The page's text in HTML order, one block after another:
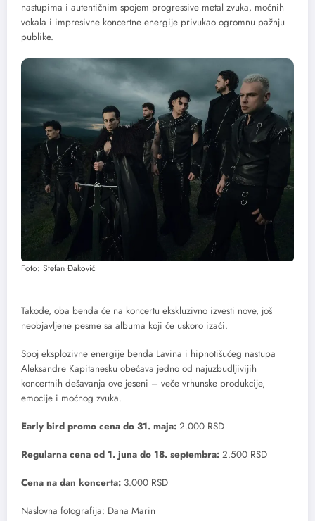
nastupima i autentičnim spojem progressive metal zvuka, moćnih
vokala i impresivne koncertne energije privukao ogromnu pažnju
publike.
Foto: Stefan Đaković
Takođe, oba benda će na koncertu ekskluzivno izvesti nove, još
neobjavljene pesme sa albuma koji će uskoro izaći.
Spoj eksplozivne energije benda Lavina i hipnotišućeg nastupa
Aleksandre Kapitanesku obećava jedno od najuzbudljivijih
koncertnih dešavanja ove jeseni – veče vrhunske produkcije,
emocije i moćnog zvuka.
Early bird promo cena do 31. maja: 2.000 RSD
Regularna cena od 1. juna do 18. septembra: 2.500 RSD
Cena na dan koncerta: 3.000 RSD
Naslovna fotografija: Dana Marin